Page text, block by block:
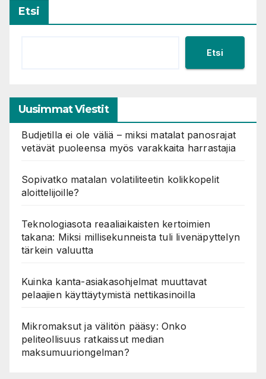
Etsi
Etsi
Uusimmat Viestit
Budjetilla ei ole väliä – miksi matalat panosrajat
vetävät puoleensa myös varakkaita harrastajia
Sopivatko matalan volatiliteetin kolikkopelit
aloittelijoille?
Teknologiasota reaaliaikaisten kertoimien
takana: Miksi millisekunneista tuli livenäpyttelyn
tärkein valuutta
Kuinka kanta-asiakasohjelmat muuttavat
pelaajien käyttäytymistä nettikasinoilla
Mikromaksut ja välitön pääsy: Onko
peliteollisuus ratkaissut median
maksumuuriongelman?